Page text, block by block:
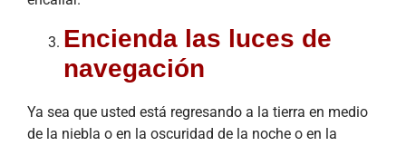
Encienda las luces de
navegación
Ya sea que usted está regresando a la tierra en medio
de la niebla o en la oscuridad de la noche o en la